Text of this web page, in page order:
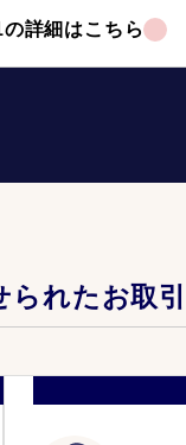
詳細はこちら
れたお取